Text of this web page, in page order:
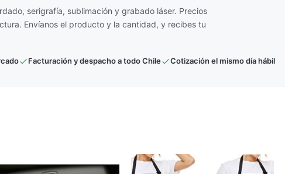
serigrafía, sublimación y grabado láser. Precios
Envíanos el producto y la cantidad, y recibes tu
Facturación y despacho a todo Chile Cotización el mismo día hábil